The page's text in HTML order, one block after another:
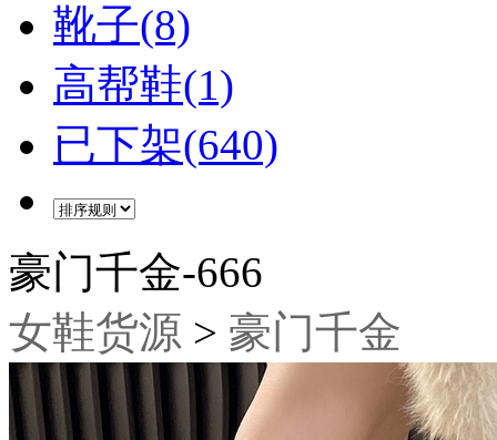
靴子(8)
高帮鞋(1)
已下架(640)
豪门千金-666
女鞋货源 > 豪门千金